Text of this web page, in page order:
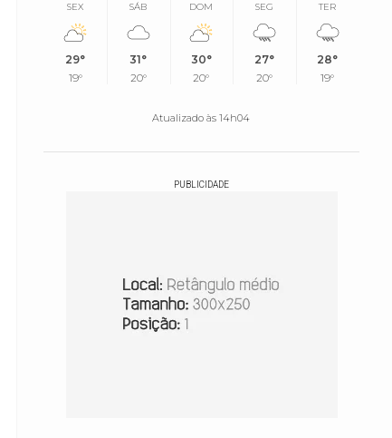
SEX
29°
19°
SÁB
31°
20°
DOM
30°
20°
SEG
27°
20°
TER
28°
19°
Atualizado às 14h04
PUBLICIDADE